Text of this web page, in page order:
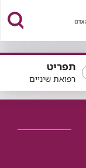
תפריט
רפואת שיניים